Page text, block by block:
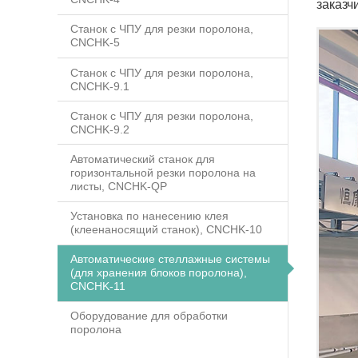
Станок с ЧПУ для резки поролона,
CNCHK-5
Станок с ЧПУ для резки поролона,
CNCHK-9.1
Станок с ЧПУ для резки поролона,
CNCHK-9.2
Автоматический станок для
горизонтальной резки поролона на
листы, CNCHK-QP
Установка по нанесению клея
(клеенаносящий станок), CNCHK-10
Автоматические стеллажные системы
(для хранения блоков поролона),
CNCHK-11
Оборудование для обработки
поролона